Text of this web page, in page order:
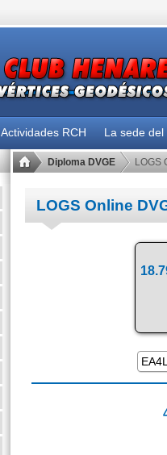
Actividades RCH La sede del
Diploma DVGE LOGS
LOGS Online